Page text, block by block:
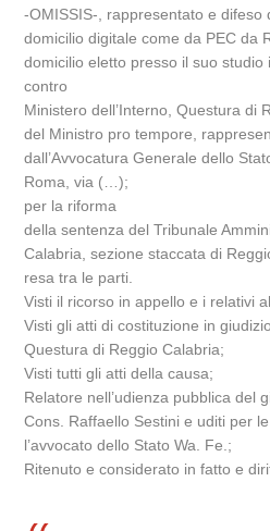
-OMISSIS-, rappresentato e difeso
domicilio digitale come da PEC da
domicilio eletto presso il suo
contro
Ministero dell’Interno, Questura di
del Ministro pro tempore,
dall’Avvocatura Generale dello
Roma, via (…);
per la riforma
della sentenza del Tribunale
Calabria, sezione staccata di
resa tra le parti.
Visti il ricorso in appello e i relativi
Visti gli atti di costituzione in
Questura di Reggio Calabria;
Visti tutti gli atti della causa;
Relatore nell’udienza pubblica del
Cons. Raffaello Sestini e uditi per
l’avvocato dello Stato Wa. Fe.;
Ritenuto e considerato in fatto e